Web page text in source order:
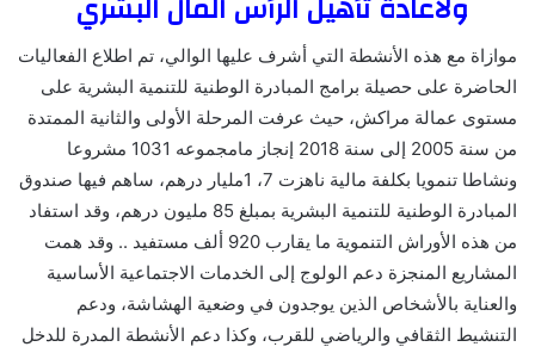
موازاة مع هذه الأنشطة التي أشرف عليها الوالي، تم اطلاع الفعاليات
الحاضرة على حصيلة برامج المبادرة الوطنية للتنمية البشرية على
مستوى عمالة مراكش، حيث عرفت المرحلة الأولى والثانية الممتدة
من سنة 2005 إلى سنة 2018 إنجاز مامجموعه 1031 مشروعا
ونشاطا تنمويا بكلفة مالية ناهزت 7، 1مليار درهم، ساهم فيها صندوق
المبادرة الوطنية للتنمية البشرية بمبلغ 85 مليون درهم، وقد استفاد
من هذه الأوراش التنموية ما يقارب 920 ألف مستفيد .. وقد همت
المشاريع المنجزة دعم الولوج إلى الخدمات الاجتماعية الأساسية
والعناية بالأشخاص الذين يوجدون في وضعية الهشاشة، ودعم
التنشيط الثقافي والرياضي للقرب، وكذا دعم الأنشطة المدرة للدخل